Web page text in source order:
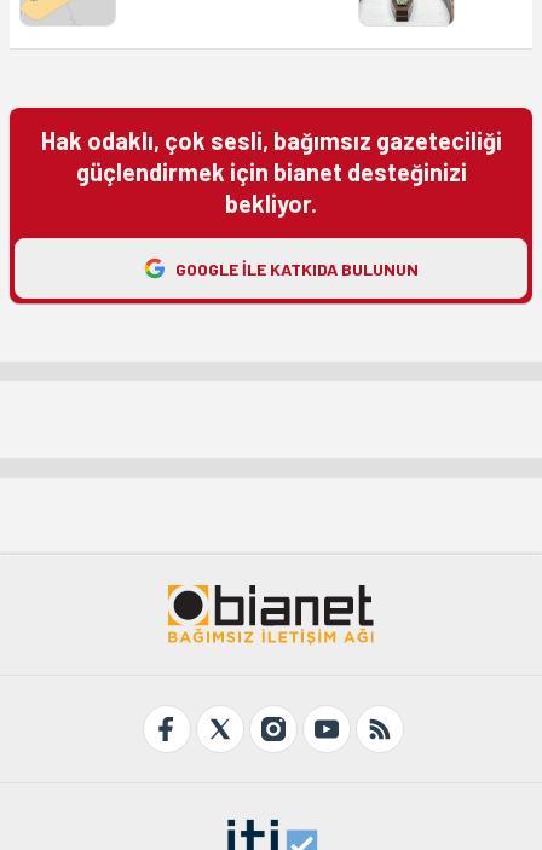
Hak odaklı, çok sesli, bağımsız gazeteciliği
güçlendirmek için bianet desteğinizi
bekliyor.
GOOGLE ILE KATKIDA BULUNUN